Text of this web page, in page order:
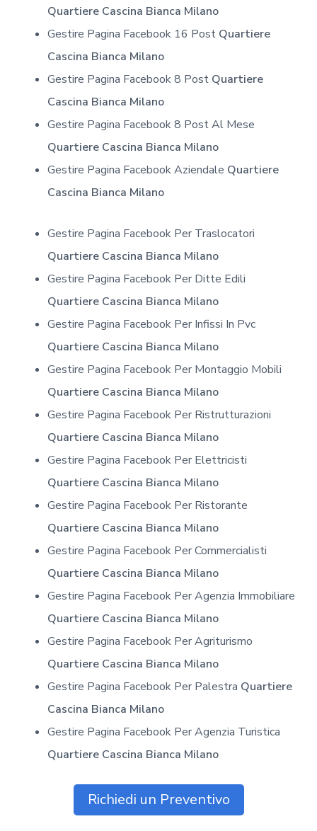
Quartiere Cascina Bianca Milano
Gestire Pagina Facebook 16 Post Quartiere
Cascina Bianca Milano
Gestire Pagina Facebook 8 Post Quartiere
Cascina Bianca Milano
Gestire Pagina Facebook 8 Post Al Mese
Quartiere Cascina Bianca Milano
Gestire Pagina Facebook Aziendale Quartiere
Cascina Bianca Milano
Gestire Pagina Facebook Per Traslocatori
Quartiere Cascina Bianca Milano
Gestire Pagina Facebook Per Ditte Edili
Quartiere Cascina Bianca Milano
Gestire Pagina Facebook Per Infissi In Pvc
Quartiere Cascina Bianca Milano
Gestire Pagina Facebook Per Montaggio Mobili
Quartiere Cascina Bianca Milano
Gestire Pagina Facebook Per Ristrutturazioni
Quartiere Cascina Bianca Milano
Gestire Pagina Facebook Per Elettricisti
Quartiere Cascina Bianca Milano
Gestire Pagina Facebook Per Ristorante
Quartiere Cascina Bianca Milano
Gestire Pagina Facebook Per Commercialisti
Quartiere Cascina Bianca Milano
Gestire Pagina Facebook Per Agenzia Immobiliare
Quartiere Cascina Bianca Milano
Gestire Pagina Facebook Per Agriturismo
Quartiere Cascina Bianca Milano
Gestire Pagina Facebook Per Palestra Quartiere
Cascina Bianca Milano
Gestire Pagina Facebook Per Agenzia Turistica
Quartiere Cascina Bianca Milano
Richiedi un Preventivo